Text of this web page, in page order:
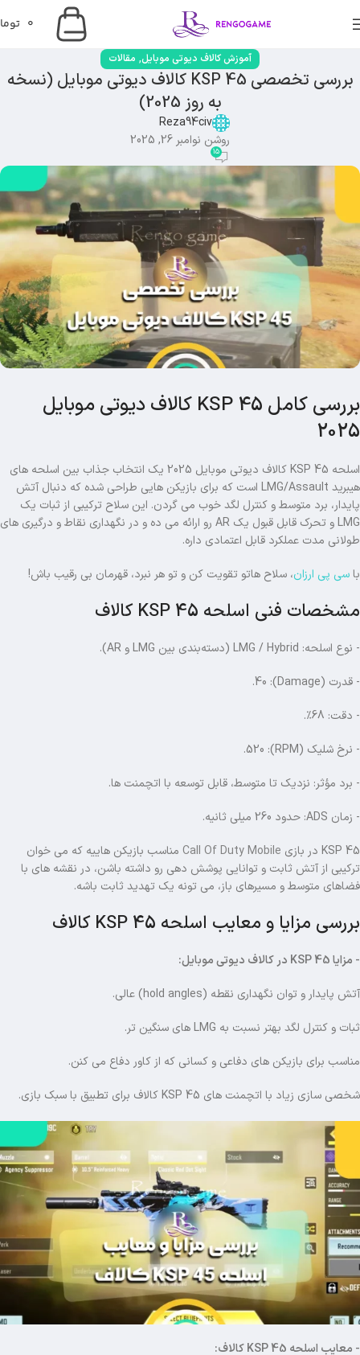
0
آموزش کالاف دیوتی موبایل, مقالات
بررسی تخصصی KSP 45 کالاف دیوتی موبایل (نسخه
به روز 2025)
Reza94civ
روشن نوامبر 26, 2025
15
بررسی کامل KSP 45 کالاف دیوتی موبایل
2025
اسلحه KSP 45 کالاف دیوتی موبایل 2025 یک انتخاب جذاب بین اسلحه های
هیبرید LMG/Assault است که برای بازیکن هایی طراحی شده که دنبال آتش
پایدار، برد متوسط و کنترل لگد خوب می گردن. این سلاح ترکیبی از ثبات یک
LMG و تحرک قابل قبول یک AR رو ارائه می ده و در نگهداری نقاط و درگیری های
طولانی مدت عملکرد قابل اعتمادی داره.
باسی پی ارزان، سلاح هاتو تقویت کن و تو هر نبرد، قهرمان بی رقیب باش!
مشخصات فنی اسلحه KSP 45 کالاف
- نوع اسلحه: LMG / Hybrid (دسته‌بندی بین LMG و AR).
- قدرت (Damage): 40.
- دقت: 68٪.
- نرخ شلیک (RPM): 520.
- برد مؤثر: نزدیک تا متوسط، قابل توسعه با اتچمنت ها.
- زمان ADS: حدود 260 میلی ثانیه.
KSP 45 در بازی
Call Of Duty Mobile مناسب بازیکن هاییه که می خوان
ترکیبی از آتش ثابت و توانایی پوشش دهی رو داشته باشن، در نقشه های با
فضاهای متوسط و مسیرهای باز، می تونه یک تهدید ثابت باشه.
بررسی مزایا و معایب اسلحه KSP 45 کالاف
- مزایا KSP 45 در کالاف دیوتی موبایل:
آتش پایدار و توان نگهداری نقطه (hold angles) عالی.
ثبات و کنترل لگد بهتر نسبت به LMG های سنگین تر.
مناسب برای بازیکن های دفاعی و کسانی که از کاور دفاع می کنن.
شخصی سازی زیاد با اتچمنت های KSP 45 کالاف برای تطبیق با سبک بازی.
- معایب اسلحه KSP 45 کالاف: